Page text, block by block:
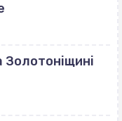
Золотоніщині